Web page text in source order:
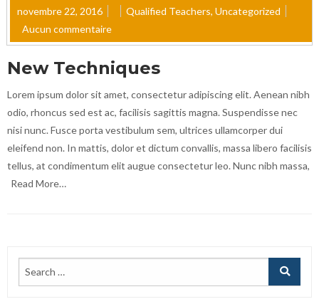
novembre 22, 2016 Qualified Teachers, Uncategorized
Aucun commentaire
New Techniques
Lorem ipsum dolor sit amet, consectetur adipiscing elit. Aenean nibh
odio, rhoncus sed est ac, facilisis sagittis magna. Suspendisse nec
nisi nunc. Fusce porta vestibulum sem, ultrices ullamcorper dui
eleifend non. In mattis, dolor et dictum convallis, massa libero facilisis
tellus, at condimentum elit augue consectetur leo. Nunc nibh massa,
Read More…